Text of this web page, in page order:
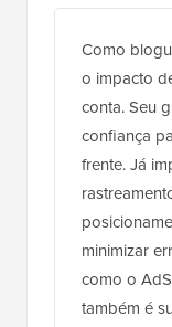
Obrigado
abordar
abordar
kzain
7 de ago de